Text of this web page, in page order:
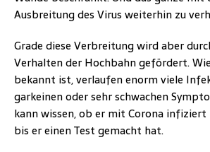
Ausbreitung des Virus weiterhin zu
Grade diese Verbreitung wird aber
Verhalten der Hochbahn gefördert.
bekannt ist, verlaufen enorm viele
garkeinen oder sehr schwachen
kann wissen, ob er mit Corona
bis er einen Test gemacht hat.